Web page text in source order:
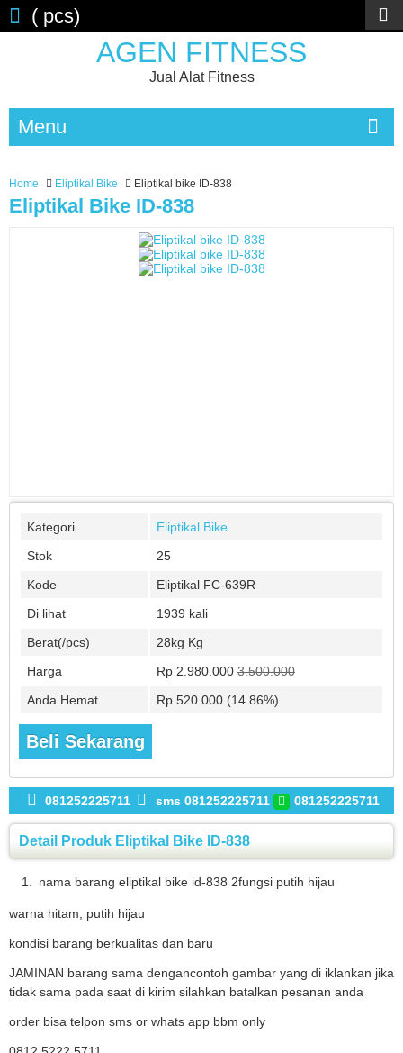
AGEN FITNESS
Jual Alat Fitness
( pcs)
Menu
Home Eliptikal Bike Eliptikal bike ID-838
Eliptikal Bike ID-838
Kategori
Eliptikal Bike
Stok
25
Kode
Eliptikal FC-639R
Di lihat
1939 kali
Berat(/pcs)
28kg Kg
Harga
Rp 2.980.000 3.500.000
Anda Hemat
Rp 520.000 (14.86%)
Beli Sekarang
081252225711 sms 081252225711 081252225711
Detail Produk Eliptikal Bike ID-838
nama barang eliptikal bike id-838 2fungsi putih hijau
warna hitam, putih hijau
kondisi barang berkualitas dan baru
JAMINAN barang sama dengancontoh gambar yang di iklankan jika
tidak sama pada saat di kirim silahkan batalkan pesanan anda
order bisa telpon sms or whats app bbm only